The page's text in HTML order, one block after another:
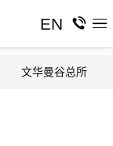
EN
文华曼谷总所